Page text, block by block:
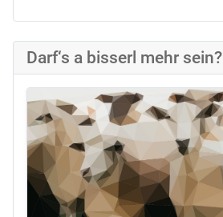
Darf‘s a bisserl mehr sein?